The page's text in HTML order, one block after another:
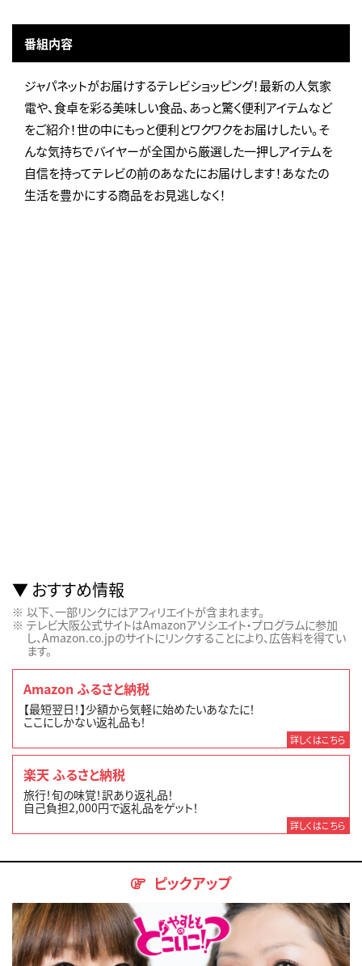
番組内容
ジャパネットがお届けするテレビショッピング！最新の人気家
電や、食卓を彩る美味しい食品、あっと驚く便利アイテムなど
をご紹介！世の中にもっと便利とワクワクをお届けしたい。そ
んな気持ちでバイヤーが全国から厳選した一押しアイテムを
自信を持ってテレビの前のあなたにお届けします！あなたの
生活を豊かにする商品をお見逃しなく！
おすすめ情報
以下、一部リンクにはアフィリエイトが含まれます。
テレビ大阪公式サイトはAmazonアソシエイト・プログラムに参加
し、Amazon.co.jpのサイトにリンクすることにより、広告料を得てい
ます。
Amazon ふるさと納税
【最短翌日！】少額から気軽に始めたいあなたに！
ここにしかない返礼品も！
詳しくはこちら
楽天 ふるさと納税
旅行！旬の味覚！訳あり返礼品！
自己負担2,000円で返礼品をゲット！
詳しくはこちら
ピックアップ